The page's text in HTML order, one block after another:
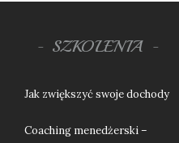
SZKOLENIA
Jak zwiększyć swoje dochody
Coaching menedżerski –